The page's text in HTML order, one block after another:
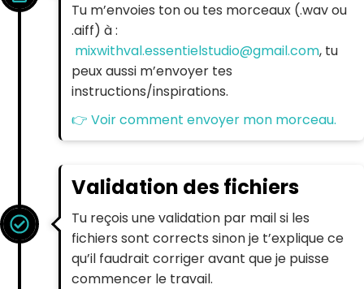
Tu m’envoies ton ou tes morceaux(.wav ou
.aiff) à :
mixwithval.essentielstudio@gmail.com, tu
peux aussi m’envoyer tes
instructions/inspirations.
👉 Voir comment envoyer mon morceau.
Validation des fichiers
Tu reçois une validation par mail si les
fichiers sont corrects sinon je t’explique ce
qu’il faudrait corriger avant que je puisse
commencer le travail.